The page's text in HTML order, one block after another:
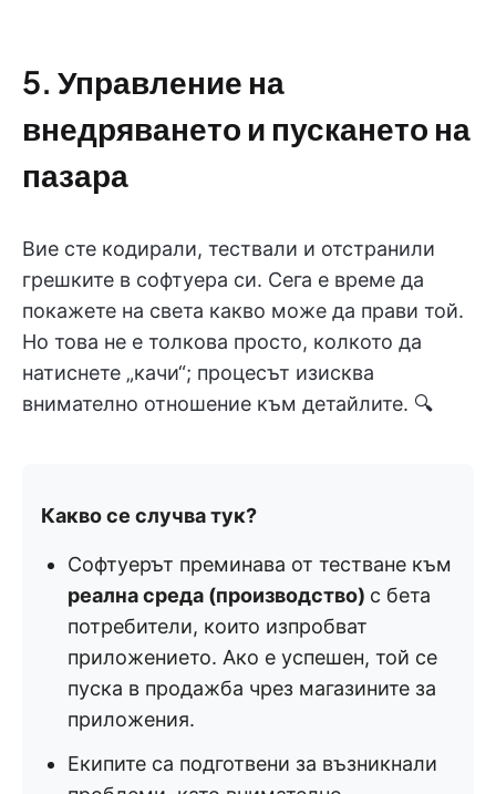
5. Управление на
внедряването и пускането на
пазара
Вие сте кодирали, тествали и отстранили
грешките в софтуера си. Сега е време да
покажете на света какво може да прави той.
Но това не е толкова просто, колкото да
натиснете „качи“; процесът изисква
внимателно отношение към детайлите. 🔍
Какво се случва тук?
Софтуерът преминава от тестване към
реална среда (производство) с бета
потребители, които изпробват
приложението. Ако е успешен, той се
пуска в продажба чрез магазините за
приложения.
Екипите са подготвени за възникнали